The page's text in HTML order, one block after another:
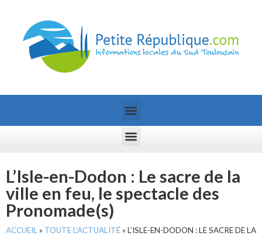
L’Isle-en-Dodon : Le sacre de la
ville en feu, le spectacle des
Pronomade(s)
ACCUEIL » TOUTE L’ACTUALITÉ» L’ISLE-EN-DODON : LE SACRE DE LA